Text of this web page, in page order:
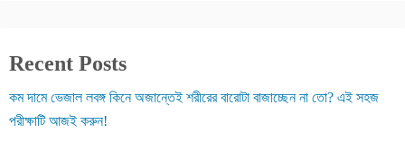
Recent Posts
কম দামে ভেজাল লবঙ্গ কিনে অজান্তেই শরীরের বারোটা বাজাচ্ছেন না তো? এই সহজ
পরীক্ষাটি আজই করুন!